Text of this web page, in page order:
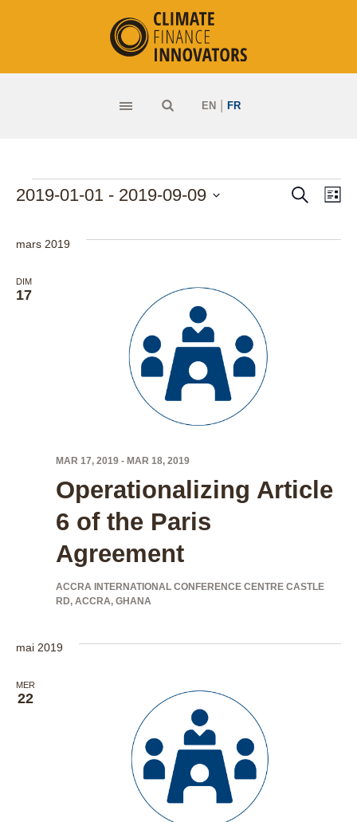
EN| FR
Événements
et
2019-01-01 - 2019-09-09
mars 2019
DIM
17
Operationalizing Article
6 of the Paris
Agreement
MAR 17, 2019 - MAR 18, 2019
ACCRA INTERNATIONAL CONFERENCE CENTRE CASTLE
RD, ACCRA, GHANA
mai 2019
MER
22